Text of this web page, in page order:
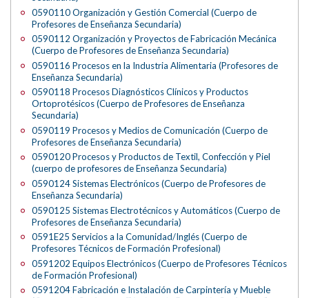
0590110 Organización y Gestión Comercial (Cuerpo de
Profesores de Enseñanza Secundaria)
0590112 Organización y Proyectos de Fabricación Mecánica
(Cuerpo de Profesores de Enseñanza Secundaria)
0590116 Procesos en la Industria Alimentaria (Profesores de
Enseñanza Secundaria)
0590118 Procesos Diagnósticos Clínicos y Productos
Ortoprotésicos (Cuerpo de Profesores de Enseñanza
Secundaria)
0590119 Procesos y Medios de Comunicación (Cuerpo de
Profesores de Enseñanza Secundaria)
0590120 Procesos y Productos de Textil, Confección y Piel
(cuerpo de profesores de Enseñanza Secundaria)
0590124 Sistemas Electrónicos (Cuerpo de Profesores de
Enseñanza Secundaria)
0590125 Sistemas Electrotécnicos y Automáticos (Cuerpo de
Profesores de Enseñanza Secundaria)
0591E25 Servicios a la Comunidad/Inglés (Cuerpo de
Profesores Técnicos de Formación Profesional)
0591202 Equipos Electrónicos (Cuerpo de Profesores Técnicos
de Formación Profesional)
0591204 Fabricación e Instalación de Carpintería y Mueble